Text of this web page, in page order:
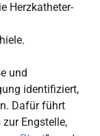
Herzkatheter-
und
identifiziert,
Dafür führt
Engstelle,